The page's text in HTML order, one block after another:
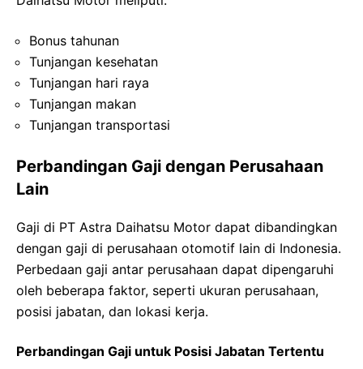
Bonus tahunan
Tunjangan kesehatan
Tunjangan hari raya
Tunjangan makan
Tunjangan transportasi
Perbandingan Gaji dengan Perusahaan
Lain
Gaji di PT Astra Daihatsu Motor dapat dibandingkan
dengan gaji di perusahaan otomotif lain di Indonesia.
Perbedaan gaji antar perusahaan dapat dipengaruhi
oleh beberapa faktor, seperti ukuran perusahaan,
posisi jabatan, dan lokasi kerja.
Perbandingan Gaji untuk Posisi Jabatan Tertentu